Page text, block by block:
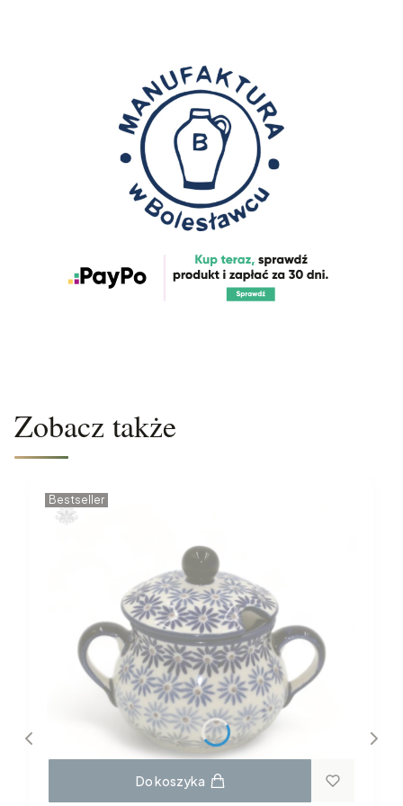
Zobacz także
Bestseller
Do koszyka